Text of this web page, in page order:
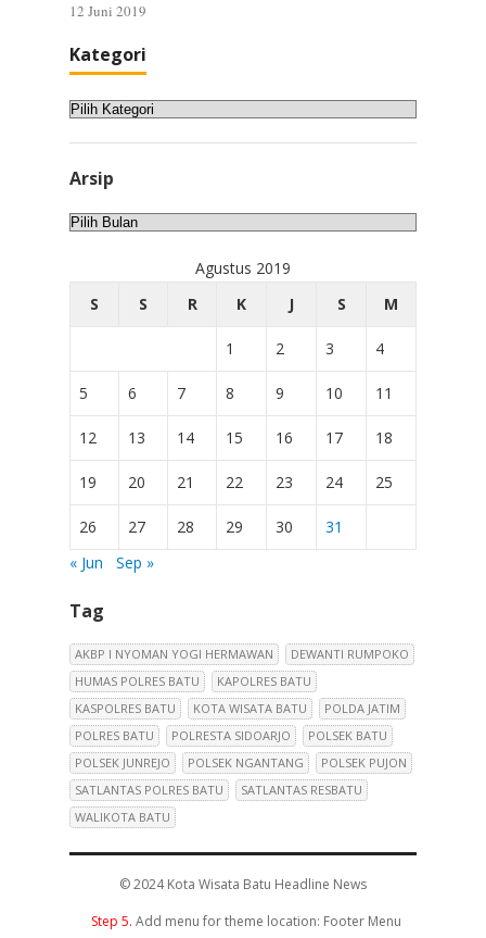
12 Juni 2019
Kategori
Kategori
Arsip
Arsip
Agustus 2019
S
S R K J S M
1 2 3 4
5 6 7 8 9 10 11
12 13 14 15 16 17 18
19 20 21 22 23 24 25
26 27 28 29 30
31
« Jun
Sep »
Tag
AKBP I NYOMAN YOGI HERMAWAN
DEWANTI RUMPOKO
HUMAS POLRES BATU
KAPOLRES BATU
KASPOLRES BATU
KOTA WISATA BATU
POLDA JATIM
POLRES BATU
POLRESTA SIDOARJO
POLSEK BATU
POLSEK JUNREJO
POLSEK NGANTANG
POLSEK PUJON
SATLANTAS POLRES BATU
SATLANTAS RESBATU
WALIKOTA BATU
© 2024Kota Wisata Batu Headline News
Step 5. Add menu for theme location: Footer Menu